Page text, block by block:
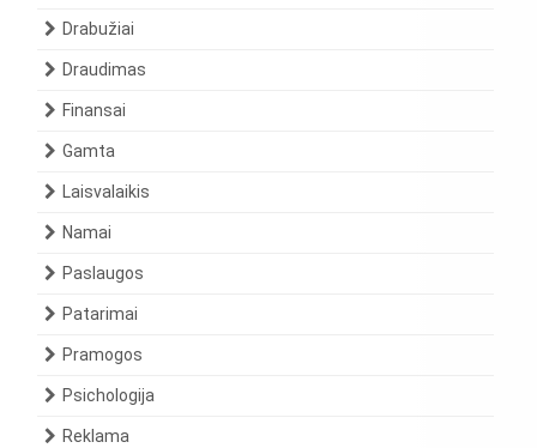
Drabužiai
Draudimas
Finansai
Gamta
Laisvalaikis
Namai
Paslaugos
Patarimai
Pramogos
Psichologija
Reklama